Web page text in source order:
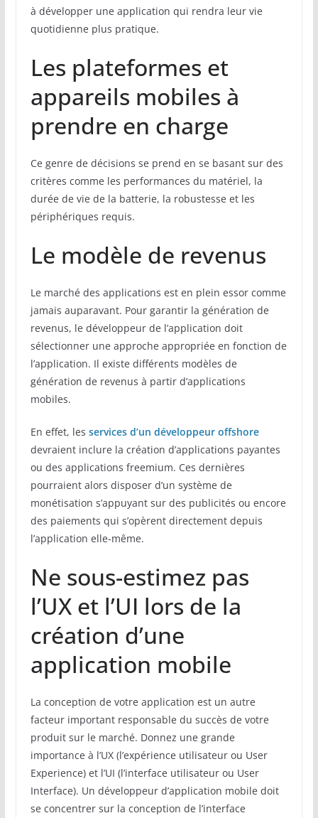
à développer une application qui rendra leur vie
quotidienne plus pratique.
Les plateformes et
appareils mobiles à
prendre en charge
Ce genre de décisions se prend en se basant sur des
critères comme les performances du matériel, la
durée de vie de la batterie, la robustesse et les
périphériques requis.
Le modèle de revenus
Le marché des applications est en plein essor comme
jamais auparavant. Pour garantir la génération de
revenus, le développeur de l’application doit
sélectionner une approche appropriée en fonction de
l’application. Il existe différents modèles de
génération de revenus à partir d’applications
mobiles.
En effet, les services d’un développeur offshore
devraient inclure la création d’applications payantes
ou des applications freemium. Ces dernières
pourraient alors disposer d’un système de
monétisation s’appuyant sur des publicités ou encore
des paiements qui s’opèrent directement depuis
l’application elle-même.
Ne sous-estimez pas
l’UX et l’UI lors de la
création d’une
application mobile
La conception de votre application est un autre
facteur important responsable du succès de votre
produit sur le marché. Donnez une grande
importance à l’UX (l’expérience utilisateur ou User
Experience) et l’UI (l’interface utilisateur ou User
Interface). Un développeur d’application mobile doit
se concentrer sur la conception de l’interface